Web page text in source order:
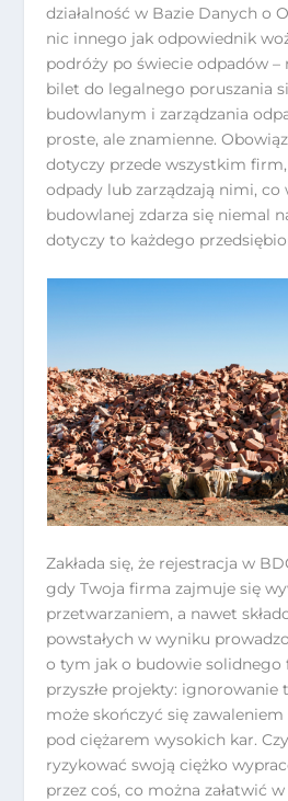
działalność w Bazie Danych o
nic innego jak odpowiednik
podróży po świecie odpadów –
bilet do legalnego poruszania
budowlanym i zarządzania
proste, ale znamienne.
dotyczy przede wszystkim
odpady lub zarządzają nimi, co
budowlanej zdarza się niemal
dotyczy to każdego
Zakłada się, że rejestracja w
gdy Twoja firma zajmuje się
przetwarzaniem, a nawet
powstałych w wyniku
o tym jak o budowie
przyszłe projekty: ignorowanie
może skończyć się zawaleniem
pod ciężarem wysokich kar.
ryzykować swoją ciężko
przez coś, co można załatwić